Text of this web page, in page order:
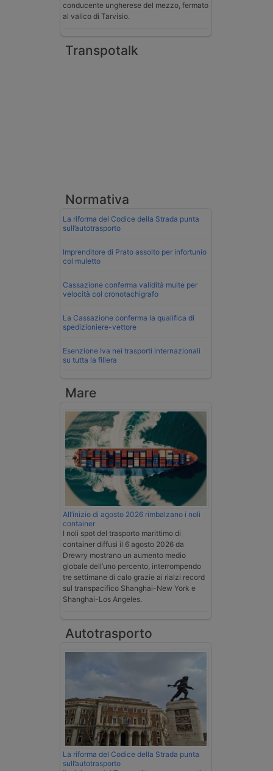
conducente ungherese del mezzo, fermato
al valico di Tarvisio.
Transpotalk
Normativa
La riforma del Codice della Strada punta
sull’autotrasporto
Imprenditore di Prato assolto per infortunio
col muletto
Cassazione conferma validità multe per
velocità col cronotachigrafo
La Cassazione conferma la qualifica di
spedizioniere-vettore
Esenzione Iva nei trasporti internazionali
su tutta la filiera
Mare
All’inizio di agosto 2026 rimbalzano i noli
container
I noli spot del trasporto marittimo di
container diffusi il 6 agosto 2026 da
Drewry mostrano un aumento medio
globale dell’uno percento, interrompendo
tre settimane di calo grazie ai rialzi record
sul transpacifico Shanghai-New York e
Shanghai-Los Angeles.
Autotrasporto
La riforma del Codice della Strada punta
sull’autotrasporto